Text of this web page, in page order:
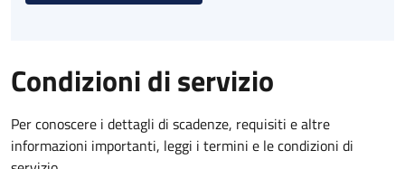
Condizioni di servizio
Per conoscere i dettagli di scadenze, requisiti e altre
informazioni importanti, leggi i termini e le condizioni di